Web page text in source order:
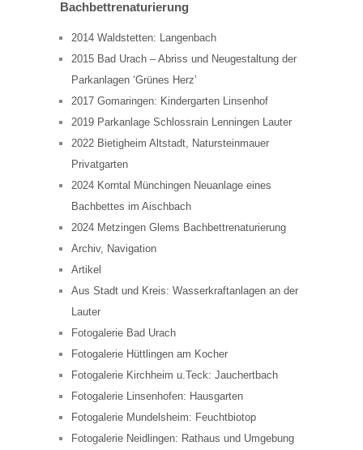
Bachbettrenaturierung
2014 Waldstetten: Langenbach
2015 Bad Urach – Abriss und Neugestaltung der
Parkanlagen ‘Grünes Herz’
2017 Gomaringen: Kindergarten Linsenhof
2019 Parkanlage Schlossrain Lenningen Lauter
2022 Bietigheim Altstadt, Natursteinmauer
Privatgarten
2024 Korntal Münchingen Neuanlage eines
Bachbettes im Aischbach
2024 Metzingen Glems Bachbettrenaturierung
Archiv, Navigation
Artikel
Aus Stadt und Kreis: Wasserkraftanlagen an der
Lauter
Fotogalerie Bad Urach
Fotogalerie Hüttlingen am Kocher
Fotogalerie Kirchheim u.Teck: Jauchertbach
Fotogalerie Linsenhofen: Hausgarten
Fotogalerie Mundelsheim: Feuchtbiotop
Fotogalerie Neidlingen: Rathaus und Umgebung